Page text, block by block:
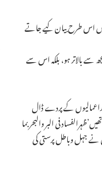
اس طرح بیان کیے جاتے
سے بالاتر ہو، بلکہ اس سے
کے پردے ڈال
فی البر والبحر بما
جہل وباطل پرستی کی